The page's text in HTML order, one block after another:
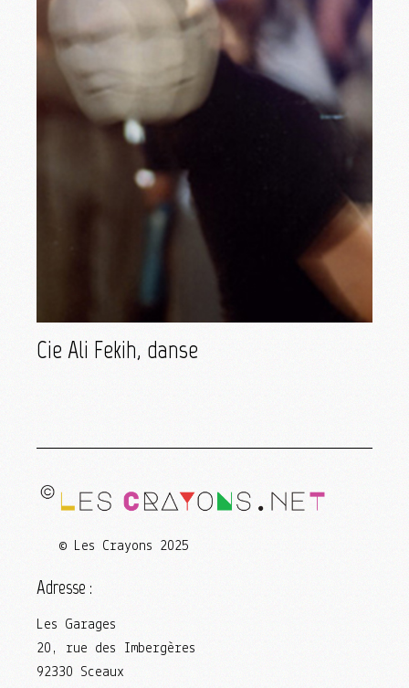
Cie Ali Fekih, danse
© Les Crayons 2025
Adresse :
Les Garages
20, rue des Imbergères
92330 Sceaux